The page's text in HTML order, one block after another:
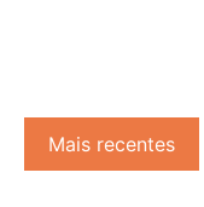
Mais recentes